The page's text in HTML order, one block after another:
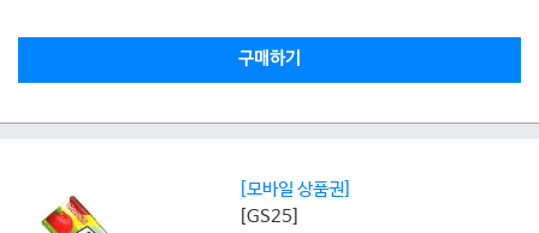
구매하기
[모바일 상품권]
[GS25]